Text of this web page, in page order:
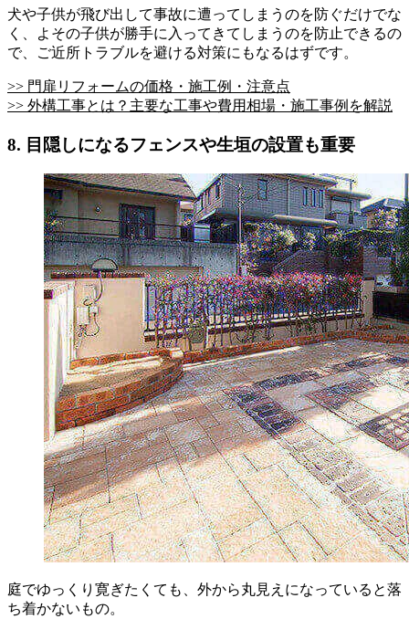
犬や子供が飛び出して事故に遭ってしまうのを防ぐだけでな
く、よその子供が勝手に入ってきてしまうのを防止できるの
で、ご近所トラブルを避ける対策にもなるはずです。
>> 門扉リフォームの価格・施工例・注意点
>> 外構工事とは？主要な工事や費用相場・施工事例を解説
8. 目隠しになるフェンスや生垣の設置も重要
庭でゆっくり寛ぎたくても、外から丸見えになっていると落
ち着かないもの。